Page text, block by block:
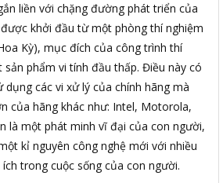
liền với chặng đường phát triển của
khởi đầu từ một phòng thí nghiệm
Kỳ), mục đích của công trình thí
phẩm vi tính đầu thấp. Điều này có
các vi xử lý của chính hãng mà
của hãng khác như: Intel, Motorola,
là một phát minh vĩ đại của con người,
kỉ nguyên công nghệ mới với nhiều
trong cuộc sống của con người.